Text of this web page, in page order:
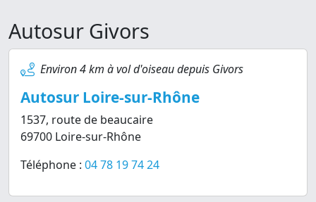
Autosur Givors
Environ 4 km à vol d'oiseau depuis Givors
Autosur Loire-sur-Rhône
1537, route de beaucaire
69700 Loire-sur-Rhône
Téléphone : 04 78 19 74 24